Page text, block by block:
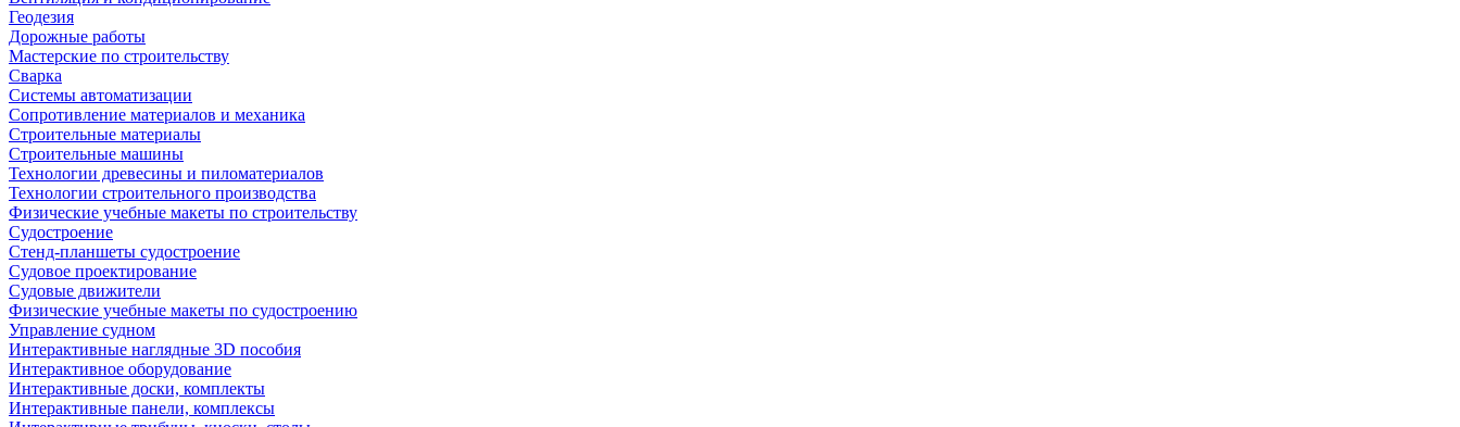
Геодезия
Дорожные работы
Мастерские по строительству
Сварка
Системы автоматизации
Сопротивление материалов и механика
Строительные материалы
Строительные машины
Технологии древесины и пиломатериалов
Технологии строительного производства
Физические учебные макеты по строительству
Судостроение
Стенд-планшеты судостроение
Судовое проектирование
Судовые движители
Физические учебные макеты по судостроению
Управление судном
Интерактивные наглядные 3D пособия
Интерактивное оборудование
Интерактивные доски, комплекты
Интерактивные панели, комплексы